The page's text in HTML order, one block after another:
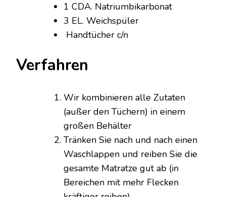
1 CDA. Natriumbikarbonat
3 EL. Weichspüler
Handtücher c/n
Verfahren
Wir kombinieren alle Zutaten
(außer den Tüchern) in einem
großen Behälter
Tränken Sie nach und nach einen
Waschlappen und reiben Sie die
gesamte Matratze gut ab (in
Bereichen mit mehr Flecken